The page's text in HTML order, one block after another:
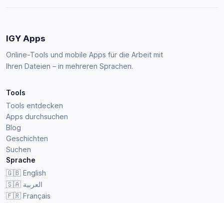
IGY Apps
Online-Tools und mobile Apps für die Arbeit mit
Ihren Dateien – in mehreren Sprachen.
Tools
Tools entdecken
Apps durchsuchen
Blog
Geschichten
Suchen
Sprache
🇬🇧 English
🇸🇦 العربية
🇫🇷 Français